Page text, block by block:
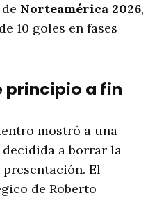
Norteamérica 2026,
10 goles en fases
principio a fin
mostró a una
a borrar la
El
de Roberto